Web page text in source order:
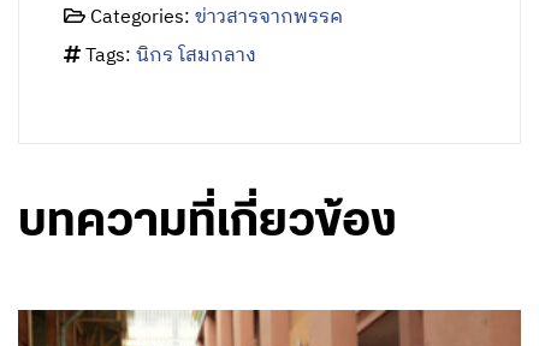
Categories:ข่าวสารจากพรรค
Tags:นิกร โสมกลาง
บทความที่เกี่ยวข้อง